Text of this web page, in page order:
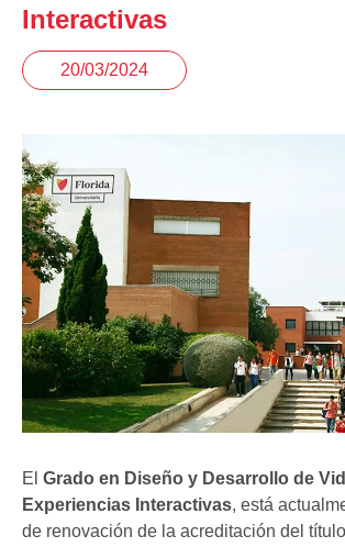
Interactivas
20/03/2024
El Grado en Diseño y Desarrollo de
Experiencias Interactivas, está
de renovación de la acreditación del